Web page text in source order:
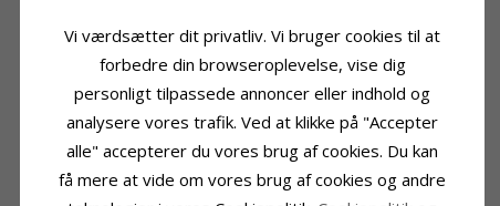
Leveringstid
Vi værdsætter dit privatliv. Vi bruger cookies til at
forbedre din browseroplevelse, vise dig
personligt tilpassede annoncer eller indhold og
analysere vores trafik. Ved at klikke på "Accepter
alle" accepterer du vores brug af cookies. Du kan
få mere at vide om vores brug af cookies og andre